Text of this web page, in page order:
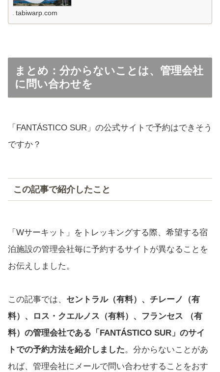
tabiwarp.com
まとめ：分からないことは、管理会社
に問い合わせを
「FANTÁSTICO SUR」の公式サイトで予約はできそう
ですか？
この記事で紹介したこと
「Wサーキット」をトレッキングする際、希望する宿
泊施設の管理会社毎に予約するサイトが異なることを
お伝えしました。
この記事では、 セントラル（有料）、チレーノ（有
料）、ロス・クエルノス（有料）、フランセス （有
料）の管理会社である「FANTÁSTICO SUR」のサイ
トでの予約方法を紹介しました。分からないことがあ
れば、管理会社にメールで問い合わせすることをおす